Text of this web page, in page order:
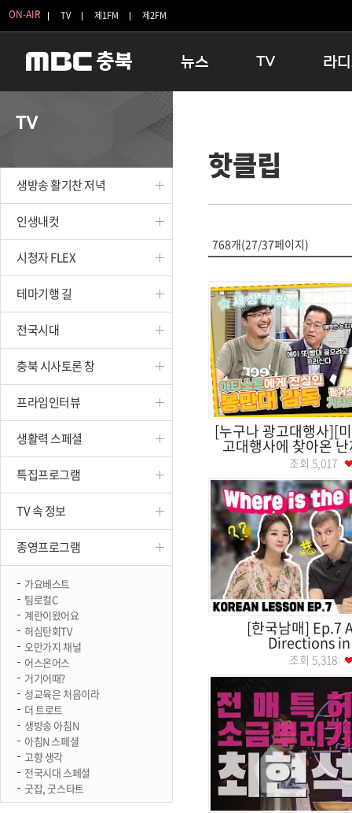
ON-AIR TV 제1FM 제2FM
뉴스
보은
옥천
TV
인생내컷
테마기행 길
시청자 FLEX
특집프로그램
종영프로그램
라
TV
생방송 활기찬 저녁
인생내컷
시청자 FLEX
테마기행 길
전국시대
충북 시사토론 창
프라임인터뷰
생활력 스페셜
특집프로그램
TV 속 정보
종영프로그램
가요베스트
팀로컬C
계란이왔어요
허심탄회TV
오만가지 채널
어스온어스
거기어때?
성교육은 처음이라
더 트로트
생방송 아침N
아침N 스페셜
고향 생각
전국시대 스페셜
굿잡, 굿스타트
핫클립
768개(27/37페이지)
[누구나 광고대행사][
고대행사에 찾아온
조회 5,017
[한국남매] Ep.7
Directions
조회 5,318